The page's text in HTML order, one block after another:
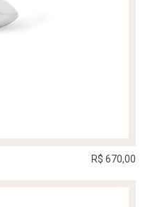
R$ 670,00